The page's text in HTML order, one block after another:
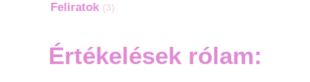
Feliratok (3)
Értékelések rólam: